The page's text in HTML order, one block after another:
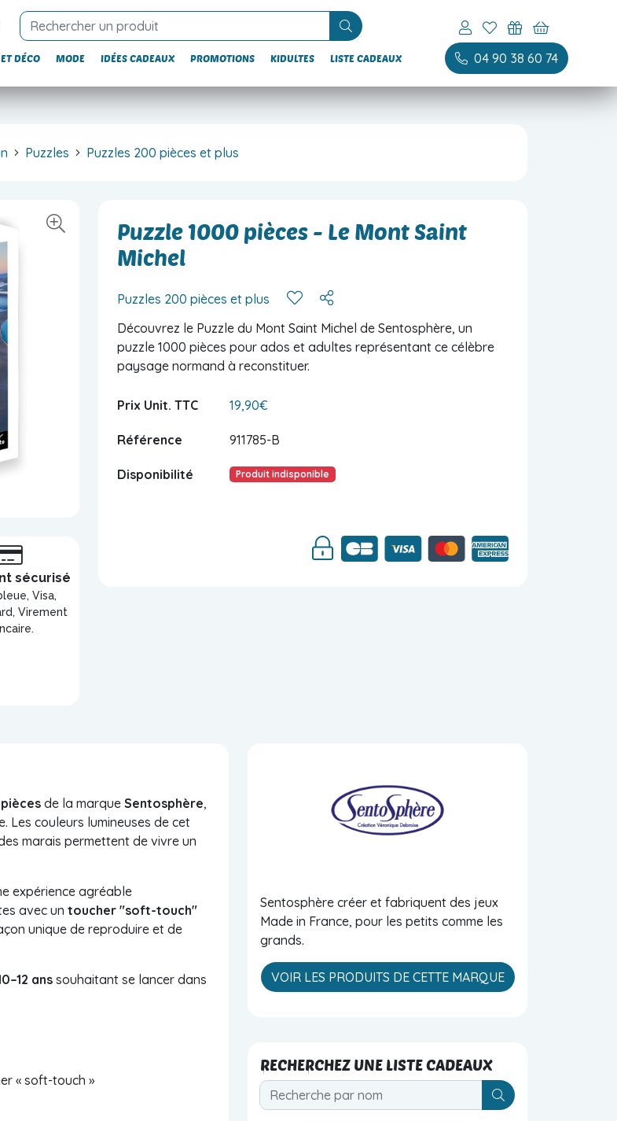
DÉCO MODE IDÉES CADEAUX PROMOTIONS KIDULTES LISTE CADEAUX 04 90 38 60 74
Puzzles Puzzles 200 pièces et plus
sécurisé
Visa,
Virement
Puzzle 1000 pièces - Le Mont Saint
Michel
Puzzles 200 pièces et plus
Découvrez le Puzzle du Mont Saint Michel de Sentosphère, un
puzzle 1000 pièces pour ados et adultes représentant ce célèbre
paysage normand à reconstituer.
Prix Unit. TTC 19,90€
Référence 911785-B
Disponibilité Produit indisponible
de la marque Sentosphère,
Les couleurs lumineuses de cet
marais permettent de vivre un
expérience agréable
avec un toucher "soft-touch"
unique de reproduire et de
ans souhaitant se lancer dans
« soft-touch »
Sentosphère créer et fabriquent des jeux
Made in France, pour les petits comme les
grands.
VOIR LES PRODUITS DE CETTE MARQUE
RECHERCHEZ UNE LISTE CADEAUX